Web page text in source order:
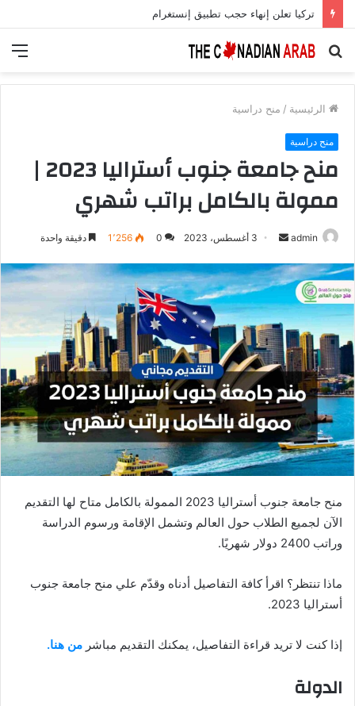
تركيا تعلن إنهاء حجب تطبيق إنستغرام
بحث
الرئيسية / منح دراسية
منح دراسية
منح جامعة جنوب أستراليا 2023 |
ممولة بالكامل براتب شهري
admin
أرسل
إلكترونيا
3 أغسطس، 2023 0 1٬256 دقيقة واحدة
منح جامعة جنوب أستراليا 2023 الممولة بالكامل متاح لها التقديم
الآن لجميع الطلاب حول العالم وتشمل الإقامة ورسوم الدراسة
وراتب 2400 دولار شهريًا.
ماذا تنتظر؟ اقرأ كافة التفاصيل أدناه وقدّم علي منح جامعة جنوب
أستراليا 2023.
إذا كنت لا تريد قراءة التفاصيل، يمكنك التقديم مباشر من هنا.
الدولة